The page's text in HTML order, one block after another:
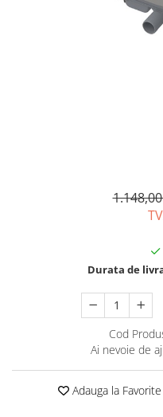
Durata de
Cod
Ai nevoie de
Adauga la Favorite